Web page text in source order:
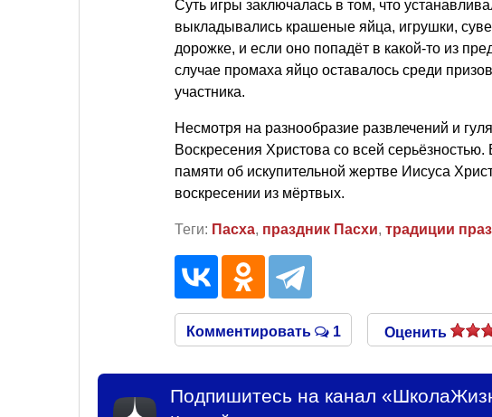
Суть игры заключалась в том, что
выкладывались крашеные яйца, игрушки,
дорожке, и если оно попадёт в какой-то из
случае промаха яйцо оставалось среди
участника.
Несмотря на разнообразие развлечений и
Воскресения Христова со всей
памяти об искупительной жертве Иисуса
воскресении из мёртвых.
Теги: Пасха, праздник Пасхи, традиции
Комментировать 1 Оценить
Подпишитесь на канал